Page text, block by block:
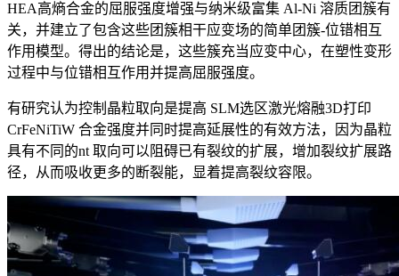
HEA高熵合金的屈服强度增强与纳米级富集 Al-Ni 溶质团簇有
关，并建立了包含这些团簇相干应变场的简单团簇-位错相互
作用模型。得出的结论是，这些簇充当应变中心，在塑性变形
过程中与位错相互作用并提高屈服强度。
有研究认为控制晶粒取向是提高 SLM选区激光熔融3D打印
CrFeNiTiW 合金强度并同时提高延展性的有效方法，因为晶粒
具有不同的nt 取向可以阻碍已有裂纹的扩展，增加裂纹扩展路
径，从而吸收更多的断裂能，显着提高裂纹容限。